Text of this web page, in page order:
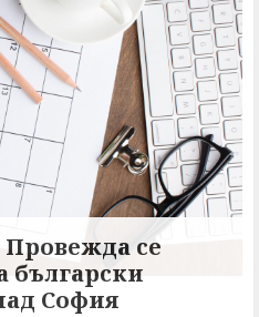
се
български
София